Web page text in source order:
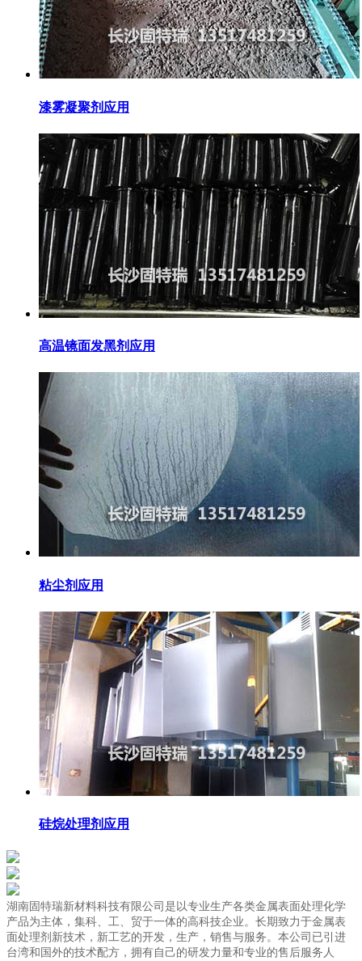
漆雾凝聚剂应用
高温镜面发黑剂应用
粘尘剂应用
硅烷处理剂应用
湖南固特瑞新材料科技有限公司是以专业生产各类金属表面处理化学
产品为主体，集科、工、贸于一体的高科技企业。长期致力于金属表
面处理剂新技术，新工艺的开发，生产，销售与服务。本公司已引进
台湾和国外的技术配方，拥有自己的研发力量和专业的售后服务人